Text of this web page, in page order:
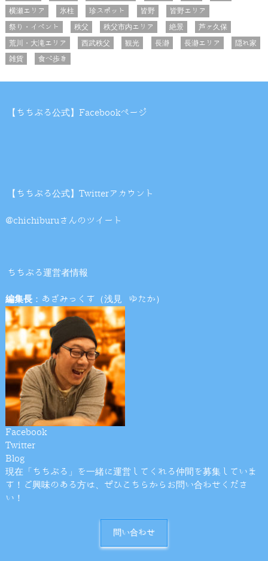
横瀬エリア
氷柱 珍スポット 皆野
皆野エリア
祭り・イベント
秩父 秩父市内エリア 絶景
芦ヶ久保
荒川・大滝エリア
西武秩父 観光 長瀞 長瀞エリア
隠れ家
雑貨
食べ歩き
【ちちぶる公式】Facebookページ
【ちちぶる公式】Twitterアカウント
@chichiburuさんのツイート
ちちぶる運営者情報
編集長：あざみっくす（浅見 ゆたか）
Facebook
Twitter
Blog
現在「ちちぶる」を一緒に運営してくれる仲間を募集していま
す！ご興味のある方は、ぜひこちらからお問い合わせくださ
い！
問い合わせ